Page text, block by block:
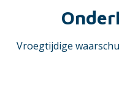
Vroegtijdige